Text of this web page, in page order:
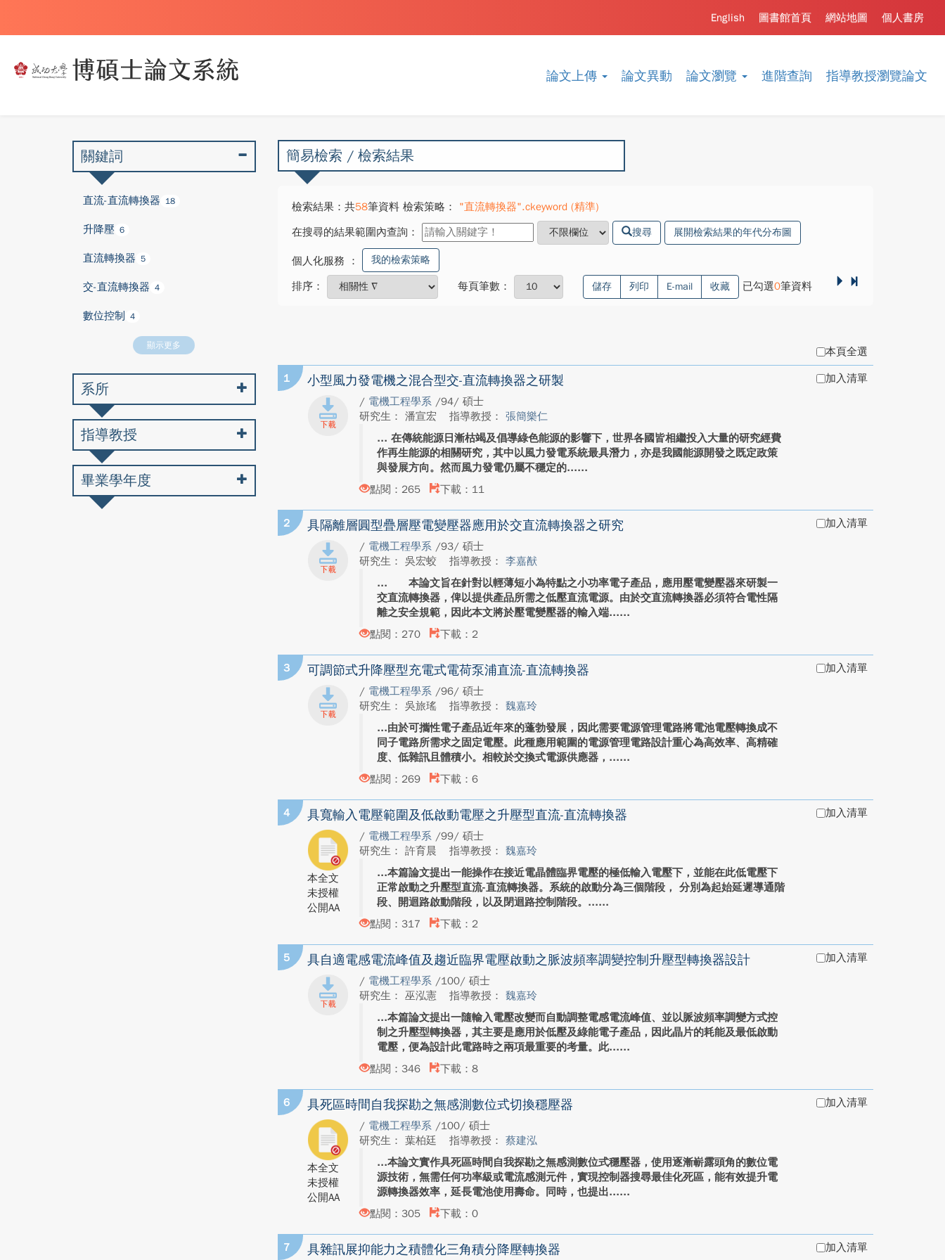
論文上傳 論文異動 論文瀏覽 進階查詢 指導教授瀏覽論文
個人書房
網站地圖
圖書館首頁
English
簡易檢索 / 檢索結果
檢索結果：共58筆資料 檢索策略：
"直流轉換器".ckeyword (精準)
在搜尋的結果範圍內查詢：
搜尋 展開檢索結果的年代分布圖
個人化服務 ： 我的檢索策略
排序： 每頁筆數： 儲存 列印 E-mail 收藏 已勾選0筆資料
本頁全選
1 小型風力發電機之混合型交-直流轉換器之研製
/ 電機工程學系 /94/ 碩士
研究生： 潘宣宏
指導教授：張簡樂仁
在傳統能源日漸枯竭及倡導綠色能源的影響下，世界各國皆相繼投入大量的研究經費
作再生能源的相關研究，其中以風力發電系統最具潛力，亦是我國能源開發之既定政策
與發展方向。然而風力發電仍屬不穩定的...
點閱：265
下載：11
加入清單
2 具隔離層圓型疊層壓電變壓器應用於交直流轉換器之研究
/ 電機工程學系 /93/ 碩士
研究生： 吳宏蛟
指導教授：李嘉猷
本論文旨在針對以輕薄短小為特點之小功率電子產品，應用壓電變壓器來研製一
交直流轉換器，俾以提供產品所需之低壓直流電源。由於交直流轉換器必須符合電性隔
離之安全規範，因此本文將於壓電變壓器的輸入端...
點閱：270
下載：2
加入清單
3 可調節式升降壓型充電式電荷泵浦直流-直流轉換器
/ 電機工程學系 /96/ 碩士
研究生： 吳旅瑤
指導教授：魏嘉玲
由於可攜性電子產品近年來的蓬勃發展，因此需要電源管理電路將電池電壓轉換成不
同子電路所需求之固定電壓。此種應用範圍的電源管理電路設計重心為高效率、高精確
度、低雜訊且體積小。相較於交換式電源供應器，...
點閱：269
下載：6
加入清單
4 具寬輸入電壓範圍及低啟動電壓之升壓型直流-直流轉換器
本全文
未授權
公開AA
/ 電機工程學系 /99/ 碩士
研究生： 許育晨
指導教授：魏嘉玲
本篇論文提出一能操作在接近電晶體臨界電壓的極低輸入電壓下，並能在此低電壓下
正常啟動之升壓型直流-直流轉換器。系統的啟動分為三個階段， 分別為起始延遲導通階
段、開迴路啟動階段，以及閉迴路控制階段。...
點閱：317
下載：2
加入清單
5 具自適電感電流峰值及趨近臨界電壓啟動之脈波頻率調變控制升壓型轉換器設計
/ 電機工程學系 /100/ 碩士
研究生： 巫泓憲
指導教授：魏嘉玲
本篇論文提出一隨輸入電壓改變而自動調整電感電流峰值、並以脈波頻率調變方式控
制之升壓型轉換器，其主要是應用於低壓及綠能電子產品，因此晶片的耗能及最低啟動
電壓，便為設計此電路時之兩項最重要的考量。此...
點閱：346
下載：8
加入清單
6 具死區時間自我探勘之無感測數位式切換穩壓器
本全文
未授權
公開AA
/ 電機工程學系 /100/ 碩士
研究生： 葉柏廷
指導教授：蔡建泓
本論文實作具死區時間自我探勘之無感測數位式穩壓器，使用逐漸嶄露頭角的數位電
源技術，無需任何功率級或電流感測元件，實現控制器搜尋最佳化死區，能有效提升電
源轉換器效率，延長電池使用壽命。同時，也提出...
點閱：305
下載：0
加入清單
7 具雜訊展抑能力之積體化三角積分降壓轉換器 加入清單
關鍵詞
直流-直流轉換器 18
升降壓 6
直流轉換器 5
交-直流轉換器 4
數位控制 4
顯示更多
系所
指導教授
畢業學年度